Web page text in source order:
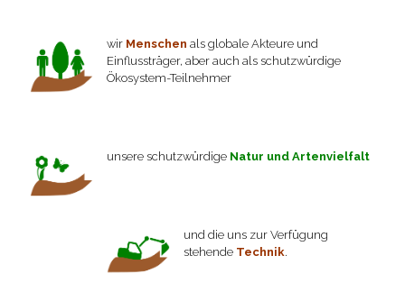
wir Menschen als globale Akteure und
Einflussträger, aber auch als schutzwürdige
Ökosystem-Teilnehmer
unsere schutzwürdige Natur und Artenvielfalt
und die uns zur Verfügung
stehende Technik.